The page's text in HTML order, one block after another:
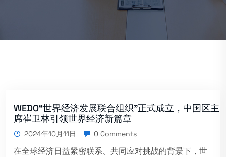
WEDO“世界经济发展联合组织”正式成立，中国区主
席崔卫林引领世界经济新篇章
2024年10月11日 0 Comments
在全球经济日益紧密联系、共同应对挑战的背景下，世